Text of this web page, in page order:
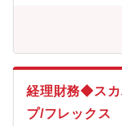
す。 ◆業務内容 ・
・グループ法人と
申告書の作成・レ
イス対応に携わっ
体制での全国の大
ている会計ソフト
社概要 会社名：か
経理財務◆スカ
プ/フレックス